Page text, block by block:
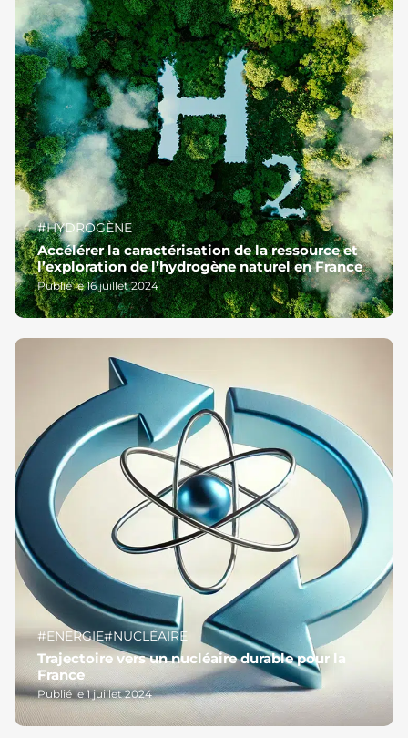
#HYDROGÈNE
Accélérer la caractérisation de la ressource et
l’exploration de l’hydrogène naturel en France
Publié le 16 juillet 2024
#ENERGIE#NUCLÉAIRE
Trajectoire vers un nucléaire durable pour la
France
Publié le 1 juillet 2024